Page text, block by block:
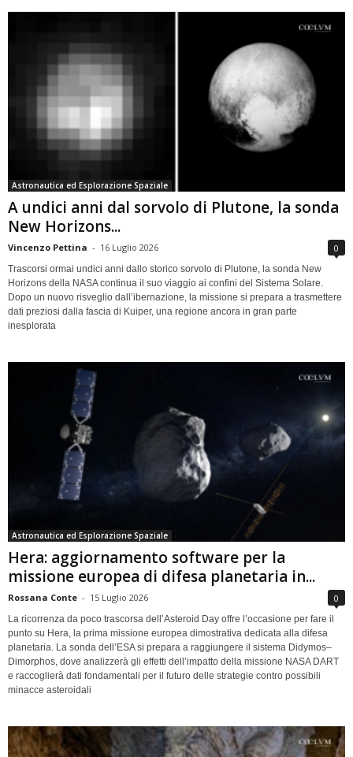
Astronautica ed Esplorazione Spaziale
A undici anni dal sorvolo di Plutone, la sonda
New Horizons...
Vincenzo Pettina - 16 Luglio 2026 0
Trascorsi ormai undici anni dallo storico sorvolo di Plutone, la sonda New
Horizons della NASA continua il suo viaggio ai confini del Sistema Solare.
Dopo un nuovo risveglio dall’ibernazione, la missione si prepara a trasmettere
dati preziosi dalla fascia di Kuiper, una regione ancora in gran parte
inesplorata
Astronautica ed Esplorazione Spaziale
Hera: aggiornamento software per la
missione europea di difesa planetaria in...
Rossana Conte - 15 Luglio 2026 0
La ricorrenza da poco trascorsa dell’Asteroid Day offre l’occasione per fare il
punto su Hera, la prima missione europea dimostrativa dedicata alla difesa
planetaria. La sonda dell’ESA si prepara a raggiungere il sistema Didymos–
Dimorphos, dove analizzerà gli effetti dell’impatto della missione NASA DART
e raccoglierà dati fondamentali per il futuro delle strategie contro possibili
minacce asteroidali